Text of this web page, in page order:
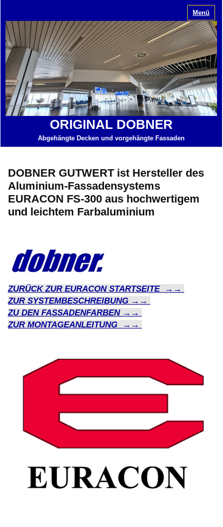
Menü
ORIGINAL DOBNER
Abgehängte Decken und vorgehängte Fassaden
DOBNER GUTWERT ist Hersteller des
Aluminium-Fassadensystems
EURACON FS-300 aus hochwertigem
und leichtem Farbaluminium
ZURÜCK ZUR EURACON STARTSEITE →→
ZUR SYSTEMBESCHREIBUNG →→
ZU DEN FASSADENFARBEN →→
ZUR MONTAGEANLEITUNG →→